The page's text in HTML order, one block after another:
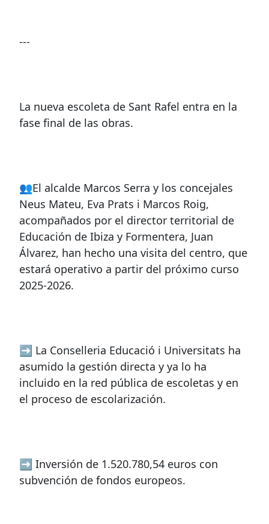
---
La nueva escoleta de Sant Rafel entra en la
fase final de las obras.
👥El alcalde Marcos Serra y los concejales
Neus Mateu, Eva Prats i Marcos Roig,
acompañados por el director territorial de
Educación de Ibiza y Formentera, Juan
Álvarez, han hecho una visita del centro, que
estará operativo a partir del próximo curso
2025-2026.
➡ La Conselleria Educació i Universitats ha
asumido la gestión directa y ya lo ha
incluido en la red pública de escoletas y en
el proceso de escolarización.
➡ Inversión de 1.520.780,54 euros con
subvención de fondos europeos.